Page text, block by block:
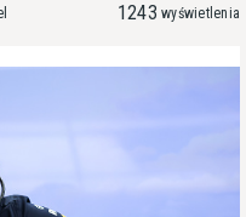
1243 wyświetlenia